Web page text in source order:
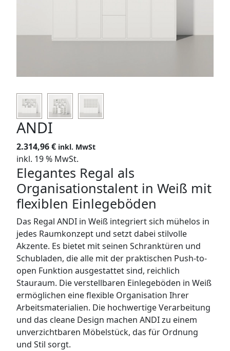
ANDI
2.314,96€ inkl. MwSt
inkl. 19 % MwSt.
Elegantes Regal als
Organisationstalent in Weiß mit
flexiblen Einlegeböden
Das Regal ANDI in Weiß integriert sich mühelos in
jedes Raumkonzept und setzt dabei stilvolle
Akzente. Es bietet mit seinen Schranktüren und
Schubladen, die alle mit der praktischen Push-to-
open Funktion ausgestattet sind, reichlich
Stauraum. Die verstellbaren Einlegeböden in Weiß
ermöglichen eine flexible Organisation Ihrer
Arbeitsmaterialien. Die hochwertige Verarbeitung
und das cleane Design machen ANDI zu einem
unverzichtbaren Möbelstück, das für Ordnung
und Stil sorgt.
FLURMÖBEL
VITRINEN
ECKLÖSUNGEN
SCHIEBETÜREN & SCHIEBETÜRSCHRÄNKE
APOTHEKERSCHRANK
WANDBOARDS
EINZELTEILE
ALLE ANZEIGEN